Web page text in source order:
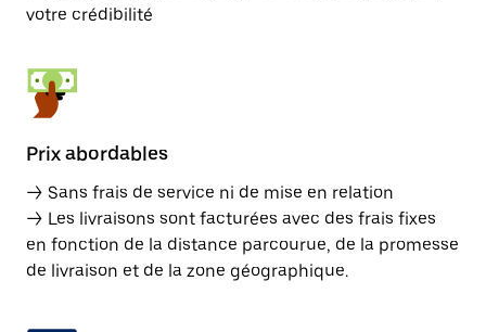
votre crédibilité
Prix abordables
→ Sans frais de service ni de mise en relation
→ Les livraisons sont facturées avec des frais fixes
en fonction de la distance parcourue, de la promesse
de livraison et de la zone géographique.